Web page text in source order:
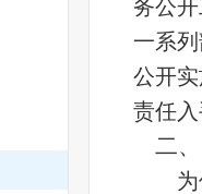
务公
一系
公开
责任
二